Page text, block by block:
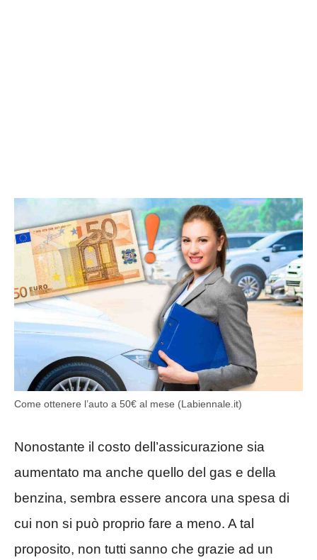
Come ottenere l’auto a 50€ al mese (Labiennale.it)
Nonostante il costo dell’assicurazione sia
aumentato ma anche quello del gas e della
benzina, sembra essere ancora una spesa di
cui non si può proprio fare a meno. A tal
proposito, non tutti sanno che grazie ad un